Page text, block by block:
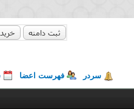
ثبت دامنه
سردر فهرست اعضا